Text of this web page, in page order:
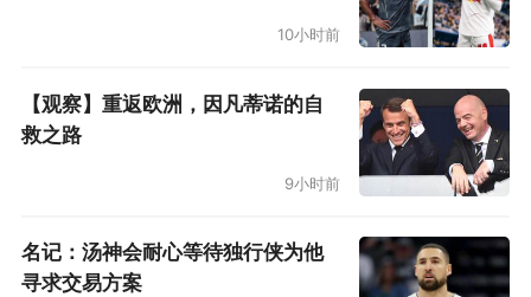
10小时前
【观察】重返欧洲，因凡蒂诺的自
救之路
9小时前
名记：汤神会耐心等待独行侠为他
寻求交易方案